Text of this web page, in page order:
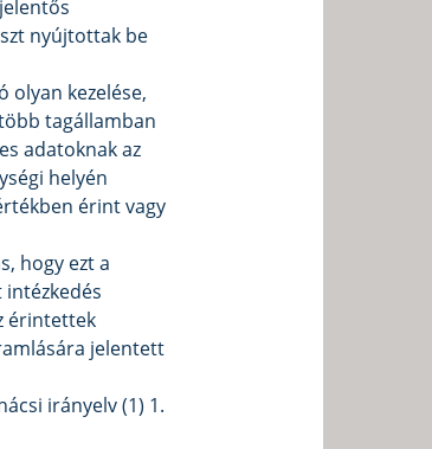
nyújtottak be
olyan kezelése,
tagállamban
adatoknak az
helyén
érint vagy
hogy ezt a
érintettek
jelentett
irányelv (1) 1.